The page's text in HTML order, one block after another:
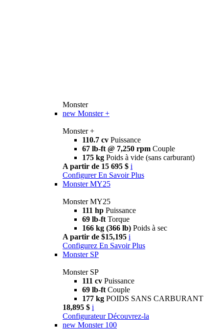
Monster
new Monster +
Monster +
110.7 cv Puissance
67 lb-ft @ 7,250 rpm Couple
175 kg Poids à vide (sans carburant)
A partir de 15 695 $ i
Configurer En Savoir Plus
Monster MY25
Monster MY25
111 hp Puissance
69 lb-ft Torque
166 kg (366 lb) Poids à sec
A partir de $15,195 i
Configurez En Savoir Plus
Monster SP
Monster SP
111 cv Puissance
69 lb-ft Couple
177 kg POIDS SANS CARBURANT
18,895 $ i
Configurateur Découvrez-la
new Monster 100